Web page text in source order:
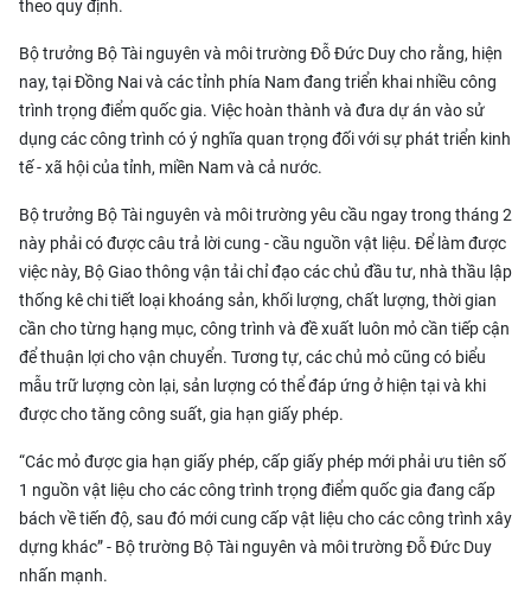
theo quy định.
Bộ trưởng Bộ Tài nguyên và môi trường Đỗ Đức Duy cho rằng, hiện
nay, tại Đồng Nai và các tỉnh phía Nam đang triển khai nhiều công
trình trọng điểm quốc gia. Việc hoàn thành và đưa dự án vào sử
dụng các công trình có ý nghĩa quan trọng đối với sự phát triển kinh
tế - xã hội của tỉnh, miền Nam và cả nước.
Bộ trưởng Bộ Tài nguyên và môi trường yêu cầu ngay trong tháng 2
này phải có được câu trả lời cung - cầu nguồn vật liệu. Để làm được
việc này, Bộ Giao thông vận tải chỉ đạo các chủ đầu tư, nhà thầu lập
thống kê chi tiết loại khoáng sản, khối lượng, chất lượng, thời gian
cần cho từng hạng mục, công trình và đề xuất luôn mỏ cần tiếp cận
để thuận lợi cho vận chuyển. Tương tự, các chủ mỏ cũng có biểu
mẫu trữ lượng còn lại, sản lượng có thể đáp ứng ở hiện tại và khi
được cho tăng công suất, gia hạn giấy phép.
“Các mỏ được gia hạn giấy phép, cấp giấy phép mới phải ưu tiên số
1 nguồn vật liệu cho các công trình trọng điểm quốc gia đang cấp
bách về tiến độ, sau đó mới cung cấp vật liệu cho các công trình xây
dựng khác” - Bộ trường Bộ Tài nguyên và môi trường Đỗ Đức Duy
nhấn mạnh.